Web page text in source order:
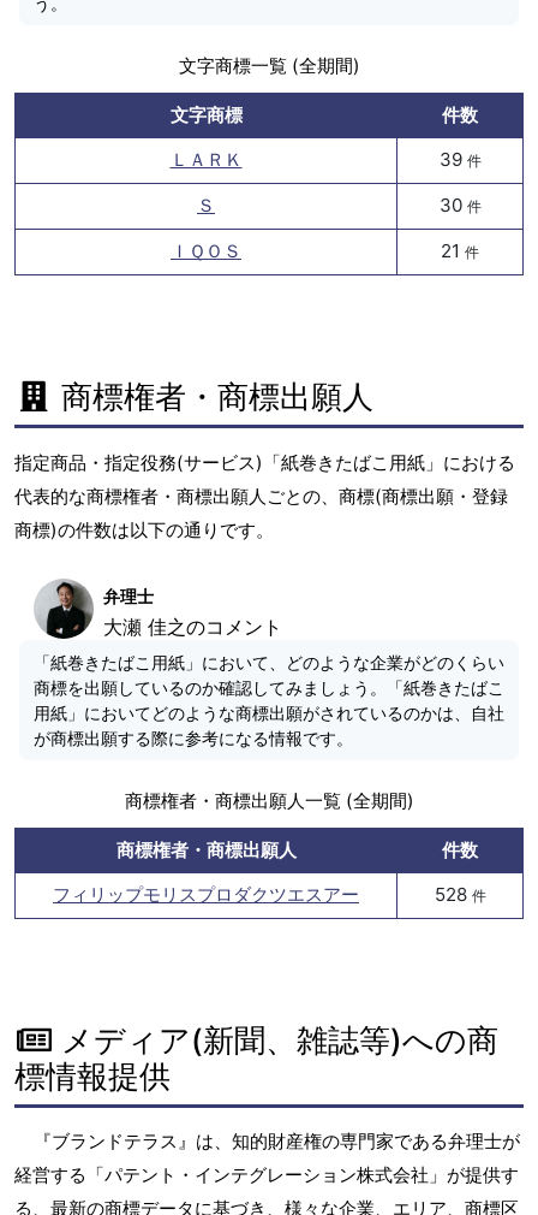
文字商標一覧 (全期間)
文字商標
件数
ＬＡＲＫ
39 件
Ｓ 30 件
ＩＱＯＳ 21 件
商標権者・商標出願人
指定商品・指定役務(サービス)「紙巻きたばこ用紙」における
代表的な商標権者・商標出願人ごとの、商標(商標出願・登録
商標)の件数は以下の通りです。
弁理士
大瀬 佳之のコメント
「紙巻きたばこ用紙」において、どのような企業がどのくらい
商標を出願しているのか確認してみましょう。「紙巻きたばこ
用紙」においてどのような商標出願がされているのかは、自社
が商標出願する際に参考になる情報です。
商標権者・商標出願人一覧 (全期間)
商標権者・商標出願人
件数
フィリップモリスプロダクツエスアー
528 件
メディア(新聞、雑誌等)への商
標情報提供
『ブランドテラス』は、知的財産権の専門家である弁理士が
経営する「パテント・インテグレーション株式会社」が提供す
る、最新の商標データに基づき、様々な企業、エリア、商標区